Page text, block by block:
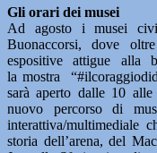
Gli orari dei musei
Ad agosto i musei
Buonaccorsi, dove
espositive attigue alla
la mostra
sarà aperto dalle 10
nuovo percorso di
interattiva/multimediale
storia dell’arena, del